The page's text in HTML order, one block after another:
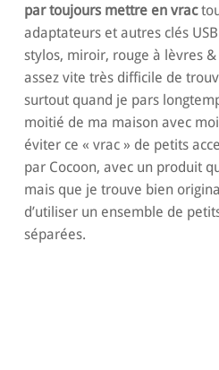
par toujours mettre en vrac
adaptateurs et autres clés
stylos, miroir, rouge à lèvres &
assez vite très difficile de
surtout quand je pars
moitié de ma maison avec
éviter ce « vrac » de petits
par Cocoon, avec un produit
mais que je trouve bien
d’utiliser un ensemble de
séparées.